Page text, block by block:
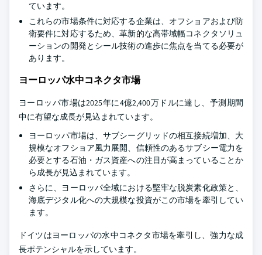
ています。
これらの市場条件に対応する企業は、オフショアおよび防
衛要件に対応するため、革新的な高帯域幅コネクタソリュ
ーションの開発とシール技術の進歩に焦点を当てる必要が
あります。
ヨーロッパ水中コネクタ市場
ヨーロッパ市場は2025年に4億2,400万ドルに達し、予測期間
中に有望な成長が見込まれています。
ヨーロッパ市場は、サブシーグリッドの相互接続増加、大
規模なオフショア風力展開、信頼性のあるサブシー電力を
必要とする石油・ガス資産への注目が高まっていることか
ら成長が見込まれています。
さらに、ヨーロッパ全域における堅牢な脱炭素化政策と、
海底デジタル化への大規模な投資がこの市場を牽引してい
ます。
ドイツはヨーロッパの水中コネクタ市場を牽引し、強力な成
長ポテンシャルを示しています。